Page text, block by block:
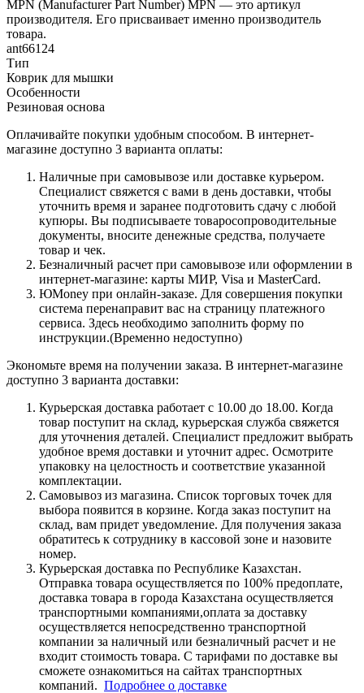
MPN (Manufacturer Part Number) MPN — это артикул
производителя. Его присваивает именно производитель
товара.
ant66124
Тип
Коврик для мышки
Особенности
Резиновая основа
Оплачивайте покупки удобным способом. В интернет-
магазине доступно 3 варианта оплаты:
Наличные при самовывозе или доставке курьером.
Специалист свяжется с вами в день доставки, чтобы
уточнить время и заранее подготовить сдачу с любой
купюры. Вы подписываете товаросопроводительные
документы, вносите денежные средства, получаете
товар и чек.
Безналичный расчет при самовывозе или оформлении в
интернет-магазине: карты МИР, Visa и MasterCard.
ЮMoney при онлайн-заказе. Для совершения покупки
система перенаправит вас на страницу платежного
сервиса. Здесь необходимо заполнить форму по
инструкции.(Временно недоступно)
Экономьте время на получении заказа. В интернет-магазине
доступно 3 варианта доставки:
Курьерская доставка работает с 10.00 до 18.00. Когда
товар поступит на склад, курьерская служба свяжется
для уточнения деталей. Специалист предложит выбрать
удобное время доставки и уточнит адрес. Осмотрите
упаковку на целостность и соответствие указанной
комплектации.
Самовывоз из магазина. Список торговых точек для
выбора появится в корзине. Когда заказ поступит на
склад, вам придет уведомление. Для получения заказа
обратитесь к сотруднику в кассовой зоне и назовите
номер.
Курьерская доставка по Республике Казахстан.
Отправка товара осуществляется по 100% предоплате,
доставка товара в города Казахстана осуществляется
транспортными компаниями,оплата за доставку
осуществляется непосредственно транспортной
компании за наличный или безналичный расчет и не
входит стоимость товара. С тарифами по доставке вы
сможете ознакомиться на сайтах транспортных
компаний. Подробнее о доставке